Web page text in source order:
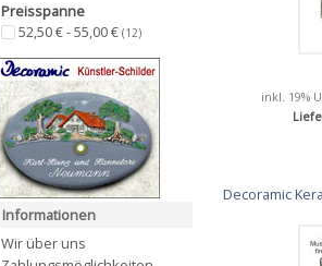
inkl. 19%
Decoramic
Preisspanne
52,50 € - 55,00 € (12)
Informationen
Wir über uns